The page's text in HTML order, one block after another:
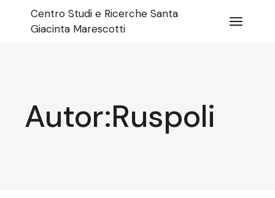
conteúdo
Centro Studi e Ricerche Santa
Giacinta Marescotti
Autor:Ruspoli